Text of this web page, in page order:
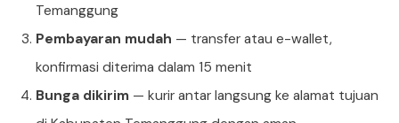
Temanggung
Pembayaran mudah — transfer atau e-wallet,
konfirmasi diterima dalam 15 menit
Bunga dikirim — kurir antar langsung ke alamat tujuan